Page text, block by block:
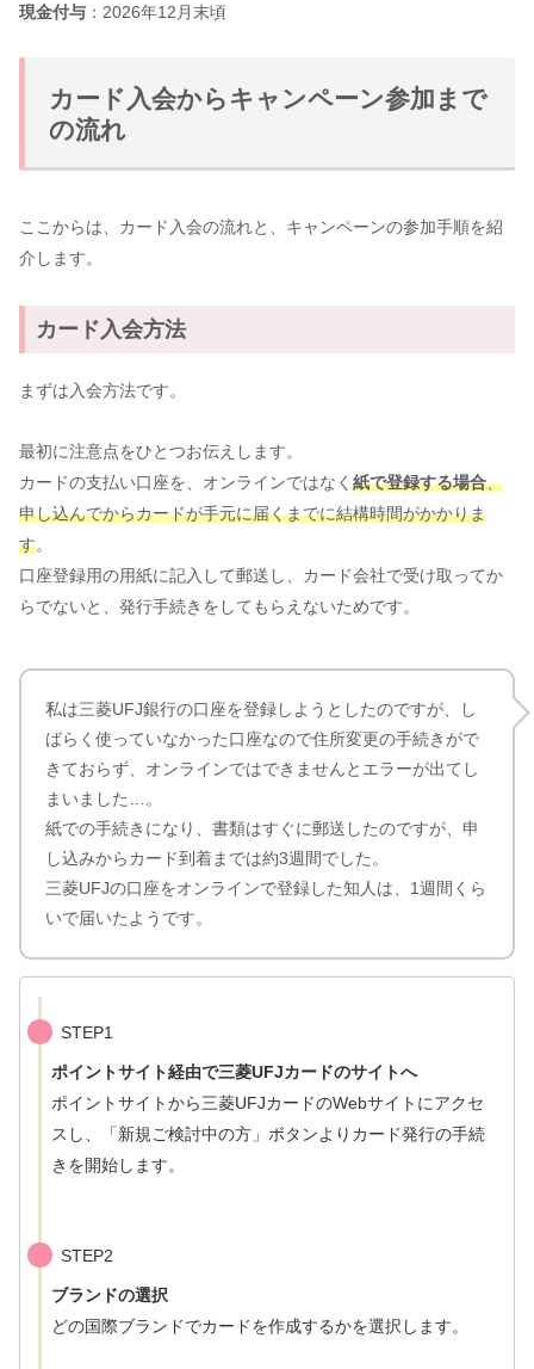
現金付与 ：2026年12月末頃
カード入会からキャンペーン参加まで
の流れ
ここからは、カード入会の流れと、キャンペーンの参加手順を紹
介します。
カード入会方法
まずは入会方法です。
最初に注意点をひとつお伝えします。
カードの支払い口座を、オンラインではなく 紙で登録する場合、
申し込んでからカードが手元に届くまでに結構時間がかかりま
す。
口座登録用の用紙に記入して郵送し、カード会社で受け取ってか
らでないと、発行手続きをしてもらえないためです。
私は三菱UFJ銀行の口座を登録しようとしたのですが、し
ばらく使っていなかった口座なので住所変更の手続きがで
きておらず、オンラインではできませんとエラーが出てし
まいました…。
紙での手続きになり、書類はすぐに郵送したのですが、申
し込みからカード到着までは約3週間でした。
三菱UFJの口座をオンラインで登録した知人は、1週間くら
いで届いたようです。
STEP1
ポイントサイト経由で三菱UFJカードのサイトへ
ポイントサイトから三菱UFJカードのWebサイトにアクセ
スし、「新規ご検討中の方」ボタンよりカード発行の手続
きを開始します。
STEP2
ブランドの選択
どの国際ブランドでカードを作成するかを選択します。